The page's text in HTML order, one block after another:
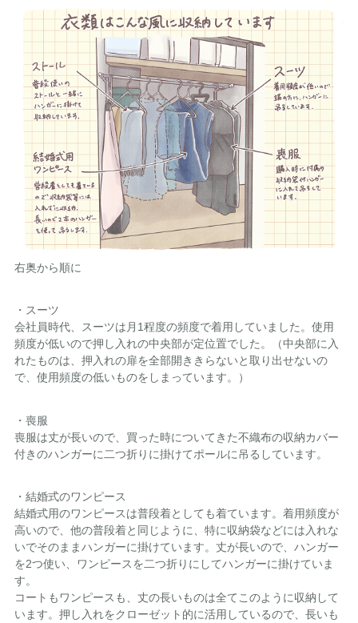
右奥から順に
・スーツ
会社員時代、スーツは月1程度の頻度で着用していました。使用
頻度が低いので押し入れの中央部が定位置でした。（中央部に入
れたものは、押入れの扉を全部開ききらないと取り出せないの
で、使用頻度の低いものをしまっています。）
・喪服
喪服は丈が長いので、買った時についてきた不織布の収納カバー
付きのハンガーに二つ折りに掛けてポールに吊るしています。
・結婚式のワンピース
結婚式用のワンピースは普段着としても着ています。着用頻度が
高いので、他の普段着と同じように、特に収納袋などには入れな
いでそのままハンガーに掛けています。丈が長いので、ハンガー
を2つ使い、ワンピースを二つ折りにしてハンガーに掛けていま
す。
コートもワンピースも、丈の長いものは全てこのように収納して
います。押し入れをクローゼット的に活用しているので、長いも